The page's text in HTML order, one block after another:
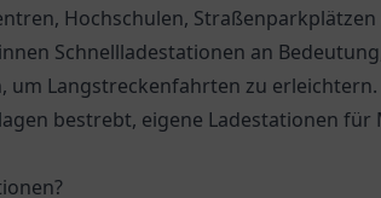
Hochschulen,
Schnellladestationen an
Langstreckenfahrten zu
bestrebt, eigene Ladestationen